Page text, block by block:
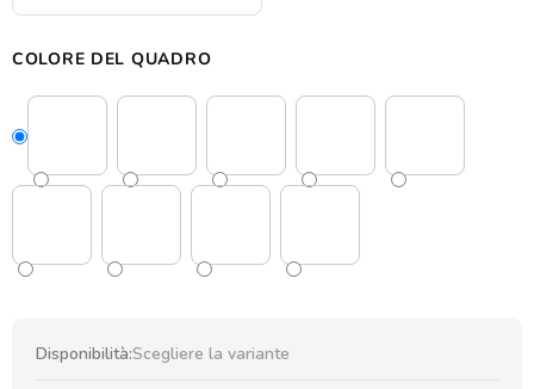
COLORE DEL QUADRO
Disponibilità:Scegliere la variante